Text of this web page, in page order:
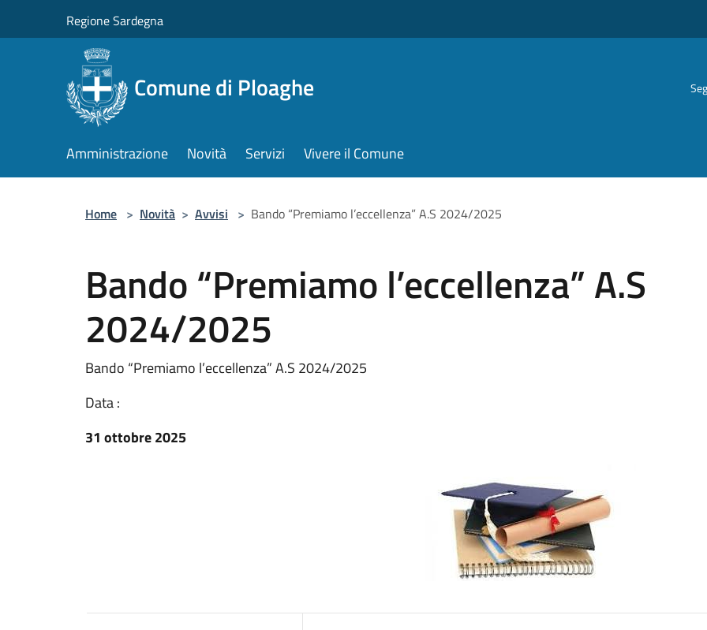
Regione Sardegna
Comune di Ploaghe
Amministrazione Novità Servizi Vivere il Comune
Home > Novità > Avvisi > Bando “Premiamo l’eccellenza” A.S 2024/2025
Bando “Premiamo l’eccellenza” A.S
2024/2025
Bando “Premiamo l’eccellenza” A.S 2024/2025
Data :
31 ottobre 2025